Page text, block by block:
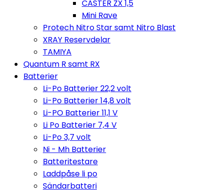
CASTER ZX 1,5
Mini Rave
Protech Nitro Star samt Nitro Blast
XRAY Reservdelar
TAMIYA
Quantum R samt RX
Batterier
Li-Po Batterier 22,2 volt
Li-Po Batterier 14,8 volt
Li-PO Batterier 11,1 V
Li Po Batterier 7,4 V
Li-Po 3,7 volt
Ni - Mh Batterier
Batteritestare
Laddpåse li po
Sändarbatteri